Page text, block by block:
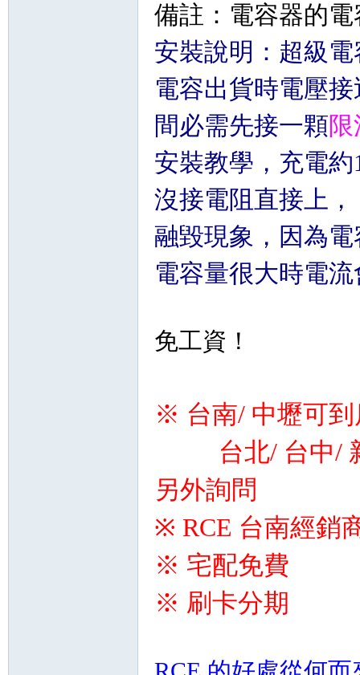
備註：電容器的
安裝說明：超級
電容出貨時電壓
間必需先接一顆
安裝教學，充電約
沒接電阻直接上
融毀現象，因為
電容量很大時電
免工資！
※ 台南/ 中壢可到
台北/ 台中/
另外詢問
※ RCE 台南經銷
※ 宅配免費
※ 刷卡分期